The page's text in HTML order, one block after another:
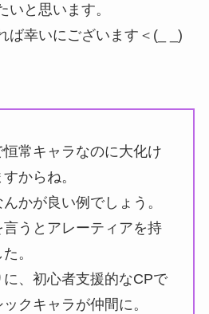
いと思います。
ば幸いにございます＜(_ _)
常キャラなのに大化け
からね。
かが良い例でしょう。
うとアレーティアを持
。
に、初心者支援的なCPで
クキャラが仲間に。